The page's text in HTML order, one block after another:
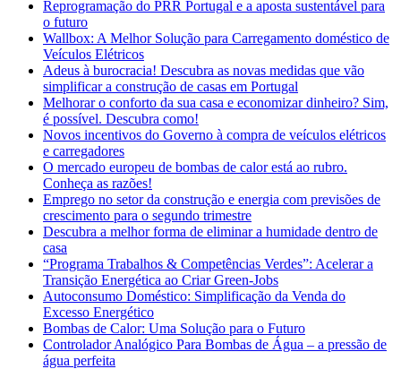
Reprogramação do PRR Portugal e a aposta sustentável para
o futuro
Wallbox: A Melhor Solução para Carregamento doméstico de
Veículos Elétricos
Adeus à burocracia! Descubra as novas medidas que vão
simplificar a construção de casas em Portugal
Melhorar o conforto da sua casa e economizar dinheiro? Sim,
é possível. Descubra como!
Novos incentivos do Governo à compra de veículos elétricos
e carregadores
O mercado europeu de bombas de calor está ao rubro.
Conheça as razões!
Emprego no setor da construção e energia com previsões de
crescimento para o segundo trimestre
Descubra a melhor forma de eliminar a humidade dentro de
casa
“Programa Trabalhos & Competências Verdes”: Acelerar a
Transição Energética ao Criar Green-Jobs
Autoconsumo Doméstico: Simplificação da Venda do
Excesso Energético
Bombas de Calor: Uma Solução para o Futuro
Controlador Analógico Para Bombas de Água – a pressão de
água perfeita